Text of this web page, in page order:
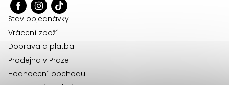
Stav objednávky
Vrácení zboží
Doprava a platba
Prodejna v Praze
Hodnocení obchodu